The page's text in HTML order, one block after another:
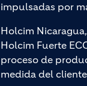
impulsadas por
Holcim
Holcim Fuerte
proceso de
medida del